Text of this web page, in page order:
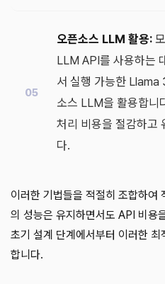
오픈소스 LLM 활용:
LLM API를 사용하는
서 실행 가능한 Llama
소스 LLM을 활용합니
처리 비용을 절감하고
다.
이러한 기법들을 적절히 조합하여
의 성능은 유지하면서도 API 비용
초기 설계 단계에서부터 이러한
합니다.